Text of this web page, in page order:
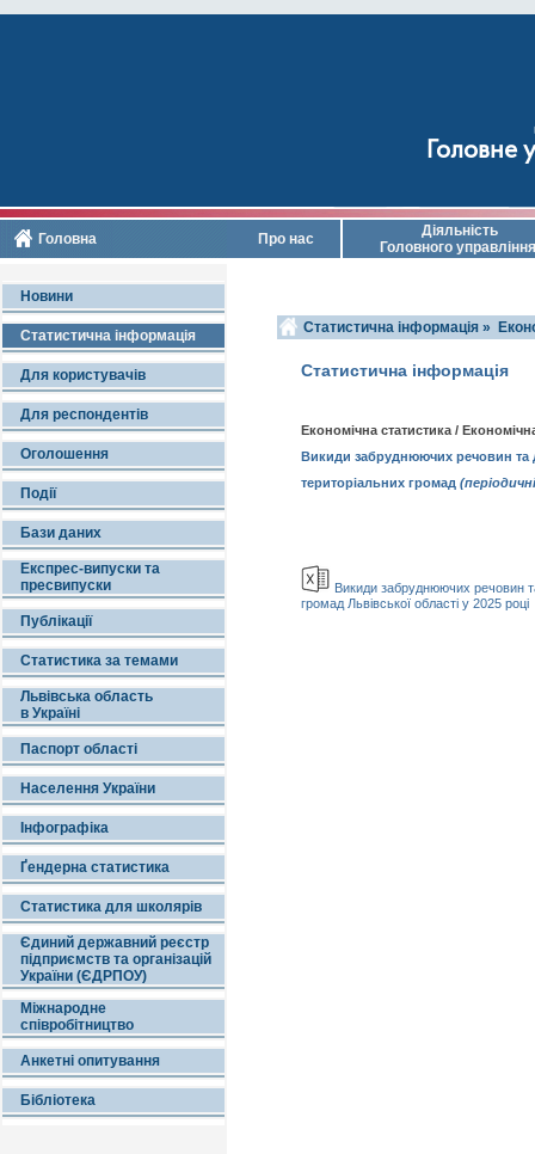
Головне
Головна Про нас
Діяльність
Головного управління
Новини
Статистична інформація
Для користувачів
Для респондентів
Оголошення
Події
Бази даних
Експрес-випуски та
пресвипуски
Публікації
Статистика за темами
Львівська область
в Україні
Паспорт області
Населення України
Інфографіка
Ґендерна статистика
Статистика для школярів
Єдиний державний реєстр
підприємств та організацій
України (ЄДРПОУ)
Міжнародне
співробітництво
Анкетні опитування
Бібліотека
Статистична інформація »
Статистична інформація
Економічна статистика /
Викиди забруднюючих речовин та
територіальних громад
Викиди забруднюючих речовин
громад Львівської області у 2025 році